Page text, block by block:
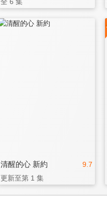
全 6 集
9.7
清醒的心 新約
更新至第 1 集